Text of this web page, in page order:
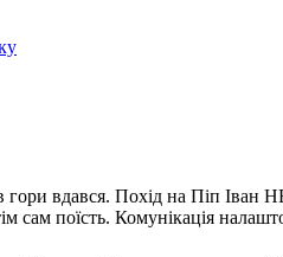
гори вдався. Похід на Піп
сам поїсть. Комунікація